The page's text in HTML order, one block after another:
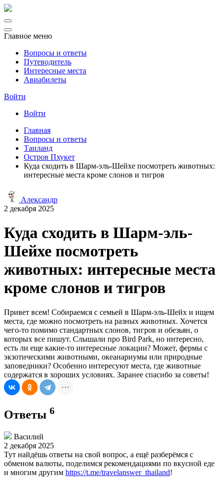
Главное меню
Вопросы и ответы
Путеводитель
Интересные места
Авиабилеты
Войти
Войти
Главная
Вопросы и ответы
Таиланд
Остров Пхукет
Куда сходить в Шарм-эль-Шейхе посмотреть животных:
интересные места кроме слонов и тигров
Александр
2 декабря 2025
Куда сходить в Шарм-эль-
Шейхе посмотреть
животных: интересные места
кроме слонов и тигров
Привет всем! Собираемся с семьей в Шарм-эль-Шейх и ищем
места, где можно посмотреть на разных животных. Хочется
чего-то помимо стандартных слонов, тигров и обезьян, о
которых все пишут. Слышали про Bird Park, но интересно,
есть ли еще какие-то интересные локации? Может, фермы с
экзотическими животными, океанариумы или природные
заповедники? Особенно интересуют места, где животные
содержатся в хороших условиях. Заранее спасибо за советы!
Ответы 6
Василий
2 декабря 2025
Тут найдёшь ответы на свой вопрос, а ещё разберёмся с
обменом валюты, поделимся рекомендациями по вкусной еде
и многим другим https://t.me/travelanswer_thailand!